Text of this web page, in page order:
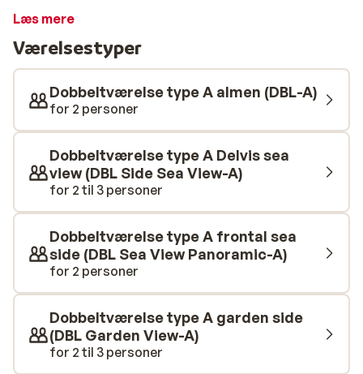
ferie. I buffetrestauranten kan du nyde et bredt udvalg
yndlingsdrink. Værelserne på Hotel Iberostar Cala
Milor er rummelige og moderne og har balkon, hvor I
kan hygge jer sammen.
Læs mere
Værelsestyper
Dobbeltværelse type A almen (DBL-A)
for 2 personer
Dobbeltværelse type A Delvis sea
view (DBL Side Sea View-A)
for 2 til 3 personer
Dobbeltværelse type A frontal sea
side (DBL Sea View Panoramic-A)
for 2 personer
Dobbeltværelse type A garden side
(DBL Garden View-A)
for 2 til 3 personer